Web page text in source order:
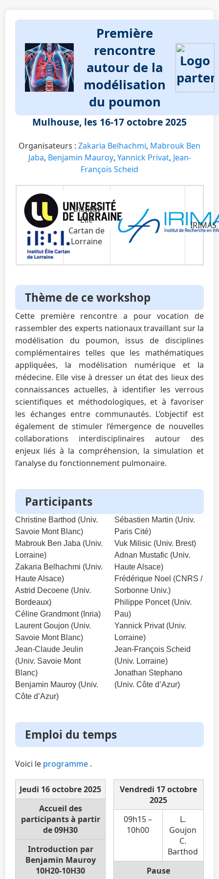
Première
rencontre
autour de la
modélisation
du poumon
Mulhouse, les 16-17 octobre 2025
Organisateurs : Zakaria Belhachmi, Mabrouk Ben
Jaba, Benjamin Mauroy, Yannick Privat, Jean-
François Scheid
Institut
Élie
Cartan de
Lorraine
IRIMAS
Thème de ce workshop
Cette première rencontre a pour vocation de
rassembler des experts nationaux travaillant sur la
modélisation du poumon, issus de disciplines
complémentaires telles que les mathématiques
appliquées, la modélisation numérique et la
médecine. Elle vise à dresser un état des lieux des
connaissances actuelles, à identifier les verrous
scientifiques et méthodologiques, et à favoriser
les échanges entre communautés. L’objectif est
également de stimuler l’émergence de nouvelles
collaborations interdisciplinaires autour des
enjeux liés à la compréhension, la simulation et
l’analyse du fonctionnement pulmonaire.
Participants
Christine Barthod (Univ.
Savoie Mont Blanc)
Mabrouk Ben Jaba (Univ.
Lorraine)
Zakaria Belhachmi (Univ.
Haute Alsace)
Astrid Decoene (Univ.
Bordeaux)
Céline Grandmont (Inria)
Laurent Goujon (Univ.
Savoie Mont Blanc)
Jean-Claude Jeulin
(Univ. Savoie Mont
Blanc)
Benjamin Mauroy (Univ.
Côte d’Azur)
Sébastien Martin (Univ.
Paris Cité)
Vuk Milisic (Univ. Brest)
Adnan Mustafic (Univ.
Haute Alsace)
Frédérique Noel (CNRS /
Sorbonne Univ.)
Philippe Poncet (Univ.
Pau)
Yannick Privat (Univ.
Lorraine)
Jean‑François Scheid
(Univ. Lorraine)
Jonathan Stephano
(Univ. Côte d’Azur)
Emploi du temps
Voici le programme .
Jeudi 16 octobre 2025
Accueil des
participants à partir
de 09H30
Introduction par
Benjamin Mauroy
10H20-10H30
Vendredi 17 octobre
2025
09h15 –
10h00
L.
Goujon
C.
Barthod
Pause